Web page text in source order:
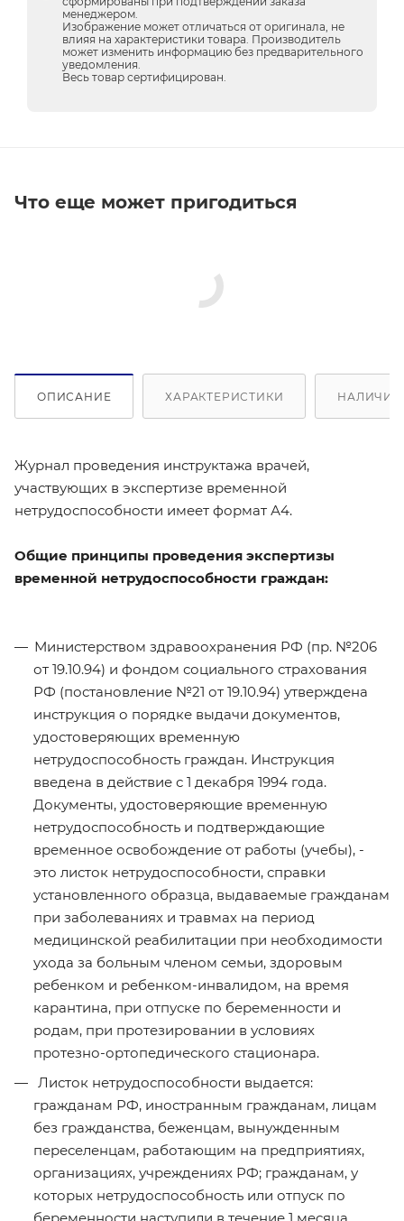
менеджером.
Изображение может отличаться от оригинала, не
влияя на характеристики товара. Производитель
может изменить информацию без предварительного
уведомления.
Весь товар сертифицирован.
Что еще может пригодиться
ОПИСАНИЕ ХАРАКТЕРИСТИКИ НАЛИЧИЕ
Журнал проведения инструктажа врачей,
участвующих в экспертизе временной
нетрудоспособности имеет формат А4.
Общие принципы проведения экспертизы
временной нетрудоспособности граждан:
Министерством здравоохранения РФ (пр. №206
от 19.10.94) и фондом социального страхования
РФ (постановление №21 от 19.10.94) утверждена
инструкция о порядке выдачи документов,
удостоверяющих временную
нетрудоспособность граждан. Инструкция
введена в действие с 1 декабря 1994 года.
Документы, удостоверяющие временную
нетрудоспособность и подтверждающие
временное освобождение от работы (учебы), -
это листок нетрудоспособности, справки
установленного образца, выдаваемые гражданам
при заболеваниях и травмах на период
медицинской реабилитации при необходимости
ухода за больным членом семьи, здоровым
ребенком и ребенком-инвалидом, на время
карантина, при отпуске по беременности и
родам, при протезировании в условиях
протезно-ортопедического стационара.
Листок нетрудоспособности выдается:
гражданам РФ, иностранным гражданам, лицам
без гражданства, беженцам, вынужденным
переселенцам, работающим на предприятиях,
организациях, учреждениях РФ; гражданам, у
которых нетрудоспособность или отпуск по